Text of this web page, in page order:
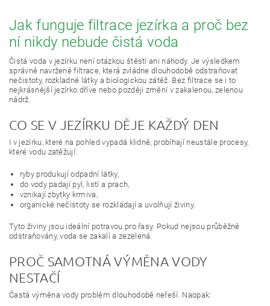
Jak funguje filtrace jezírka a proč bez
ní nikdy nebude čistá voda
Čistá voda v jezírku není otázkou štěstí ani náhody. Je výsledkem
správně navržené filtrace, která zvládne dlouhodobě odstraňovat
nečistoty, rozkladné látky a biologickou zátěž. Bez filtrace se i to
nejkrásnější jezírko dříve nebo později změní v zakalenou, zelenou
nádrž.
CO SE V JEZÍRKU DĚJE KAŽDÝ DEN
I v jezírku, které na pohled vypadá klidně, probíhají neustále procesy,
které vodu zatěžují:
ryby produkují odpadní látky,
do vody padají pyl, listí a prach,
vznikají zbytky krmiva,
organické nečistoty se rozkládají a uvolňují živiny.
Tyto živiny jsou ideální potravou pro řasy. Pokud nejsou průběžně
odstraňovány, voda se zakalí a zezelená.
PROČ SAMOTNÁ VÝMĚNA VODY
NESTAČÍ
Častá výměna vody problém dlouhodobě neřeší. Naopak: